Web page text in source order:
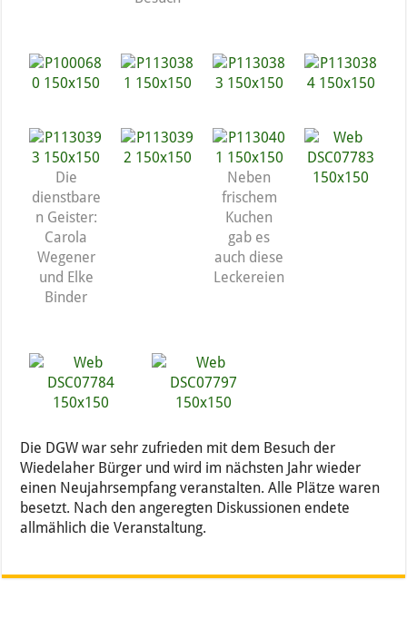
Die
dienstbare
n Geister:
Carola
Wegener
und Elke
Binder
Neben
frischem
Kuchen
gab es
auch diese
Leckereien
Die DGW war sehr zufrieden mit dem Besuch der
Wiedelaher Bürger und wird im nächsten Jahr wieder
einen Neujahrsempfang veranstalten. Alle Plätze waren
besetzt. Nach den angeregten Diskussionen endete
allmählich die Veranstaltung.